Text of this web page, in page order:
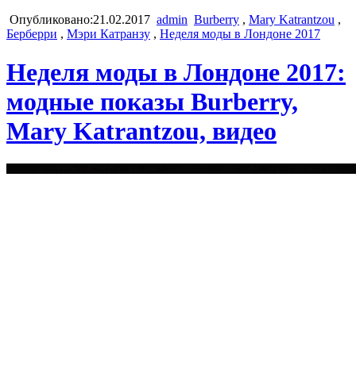
Опубликовано:21.02.2017 admin Burberry , Mary Katrantzou ,
Берберри , Мэри Катранзу , Неделя моды в Лондоне 2017
Неделя моды в Лондоне 2017:
модные показы Burberry,
Mary Katrantzou, видео